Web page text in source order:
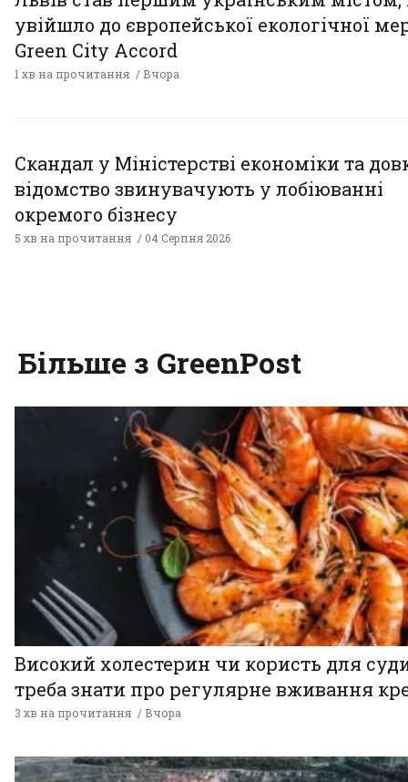
увійшло до європейської екологічної
Green City Accord
1 хв на прочитання Вчора
Скандал у Міністерстві економіки та
відомство звинувачують у лобіюванні
окремого бізнесу
5 хв на прочитання 04 Серпня 2026
Більше з GreenPost
Високий холестерин чи користь для
треба знати про регулярне вживання
3 хв на прочитання Вчора